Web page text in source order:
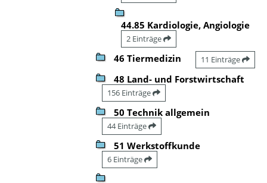
44.85 Kardiologie, Angiologie
2 Einträge
46 Tiermedizin 11 Einträge
48 Land- und Forstwirtschaft
156 Einträge
50 Technik allgemein
44 Einträge
51 Werkstoffkunde
6 Einträge